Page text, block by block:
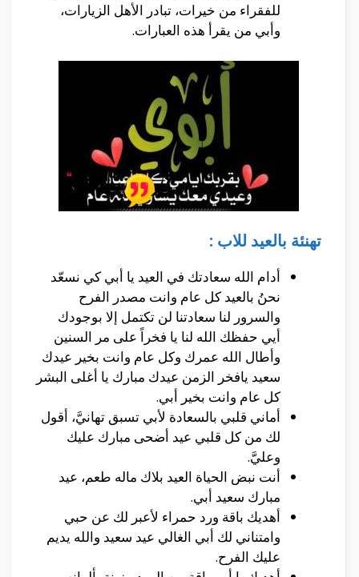
للفقراء من خيرات، تبادر الأهل الزيارات،
وأبي من يقرأ هذه العبارات.
تهنئة بالعيد للاب :
أدام الله سعادتك في العيد يا أبي كي نسعّد
نحنُ بالعيد كل عام وانت مصدر الفرح
والسرور لنا سعادتنا لن تكتمل إلا بوجودك
أيي حفظك الله لنا يا فخراً على مر السنين
وأطال الله عمرك وكل عام وانت بخير عيدك
سعيد يافخر الزمن عيدك مبارك يا أغلى البشر
كل عام وانت بخير أبي.
أماني قلبي بالسعادة لأبي تسبق تهانيَّ، أقول
لك من كل قلبي عيد أضحى مبارك عليك
وعليَّ.
أنت نبض الحياة العيد بلاك ماله طعم، عيد
مبارك سعيد أبي.
أهديك باقة ورد حمراء لأعبر لك عن حبي
وامتناني لك أبي الغالي عيد سعيد والله يديم
عليك الفرح.